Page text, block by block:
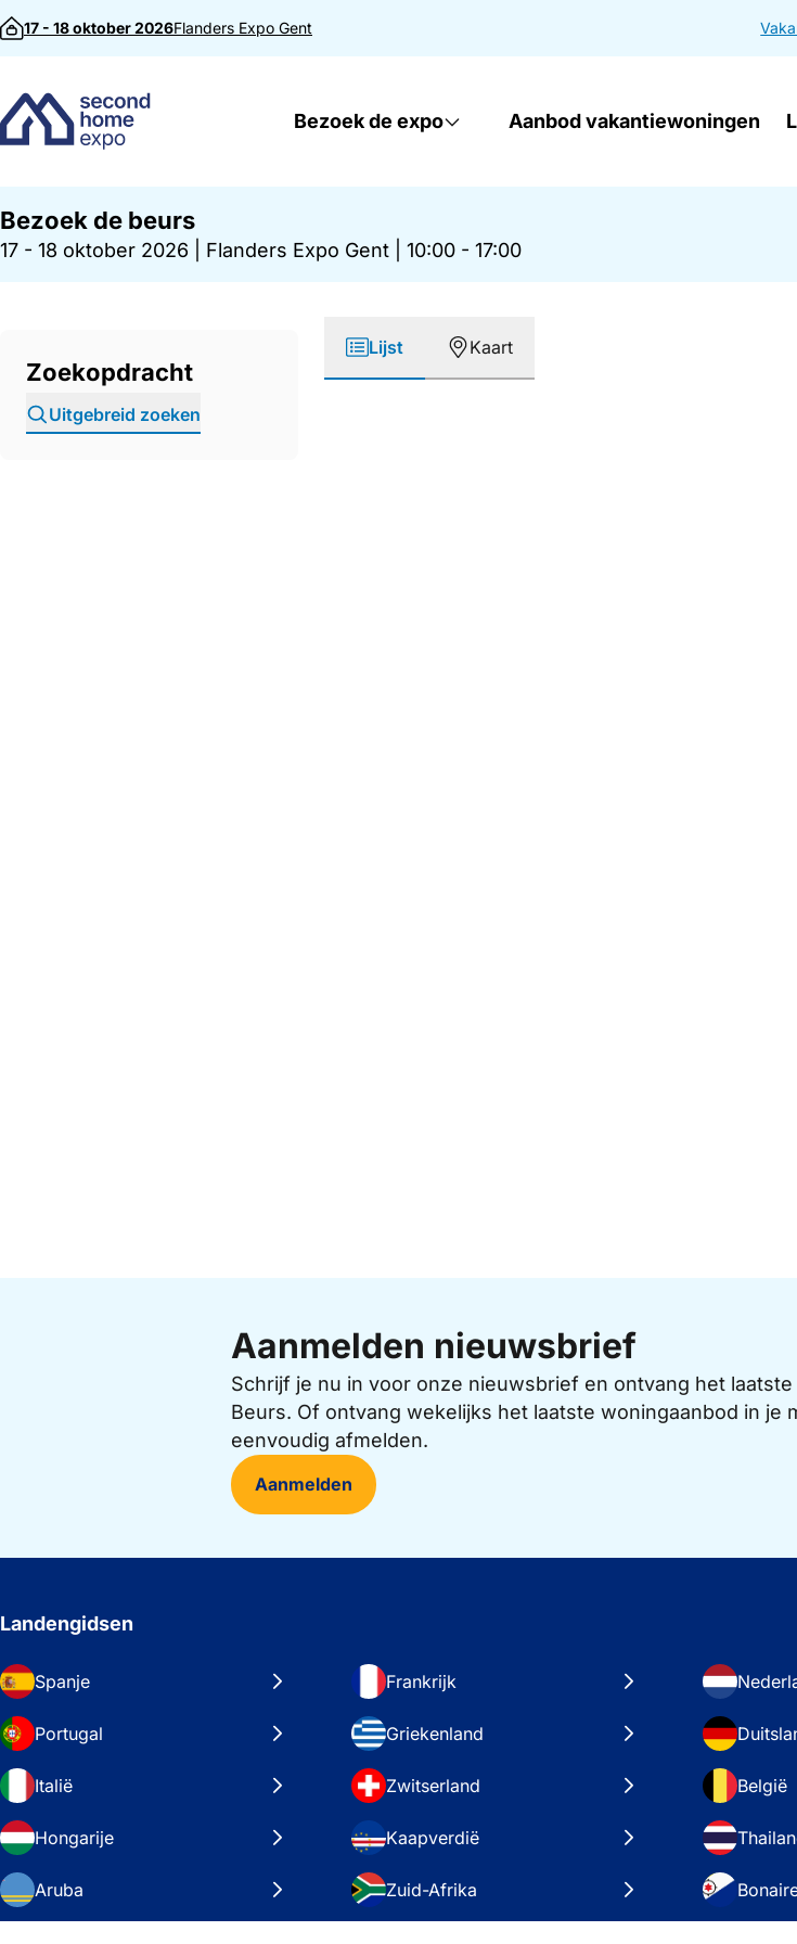
Direct naar inhoud
17 - 18 oktober 2026Flanders Expo Gent
Bezoek de expo Aanbod vakantiewoningen
Bezoek de beurs
17 - 18 oktober 2026 Flanders Expo Gent 10:00 - 17:00
Zoekopdracht
Uitgebreid zoeken
Lijst Kaart
Aanmelden nieuwsbrief
Schrijf je nu in voor onze nieuwsbrief en ontvang het
Beurs. Of ontvang wekelijks het laatste woningaanbod in je
eenvoudig afmelden.
Aanmelden
Landengidsen
Spanje Frankrijk
Portugal Griekenland
Italië Zwitserland België
Hongarije Kaapverdië
Aruba Zuid-Afrika